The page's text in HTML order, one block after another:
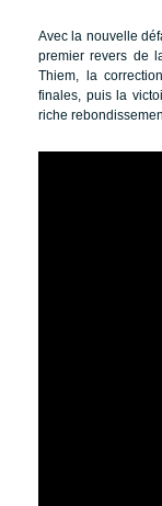
Avec la nouvelle
premier revers de
Thiem, la
finales, puis la
riche